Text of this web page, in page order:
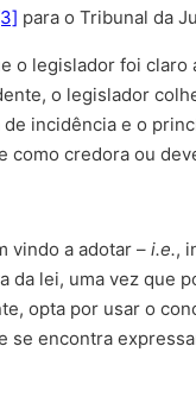
para o Tribunal da
o legislador foi
o legislador
incidência e o
como credora ou
vindo a adotar – i.e.,
da lei, uma vez que
opta por usar o
se encontra